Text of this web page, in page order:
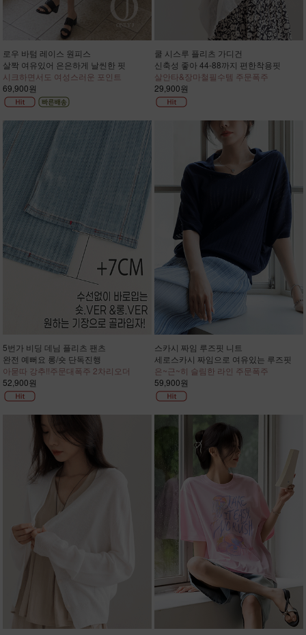
로우 바텀 레이스 원피스
살짝 여유있어 은은하게 날씬한 핏
시크하면서도 여성스러운 포인트
69,900원
쿨 시스루 플리츠 가디건
신축성 좋아 44-88까지 편한착용핏
살안타&장마철필수템 주문폭주
29,900원
5번가 비딩 데님 플리츠 팬츠
완전 예뻐요 롱/숏 단독진행
아묻따 강추!!주문대폭주 2차리오더
52,900원
스카시 짜임 루즈핏 니트
세로스카시 짜임으로 여유있는 루즈핏
은~근~히 슬림한 라인 주문폭주
59,900원